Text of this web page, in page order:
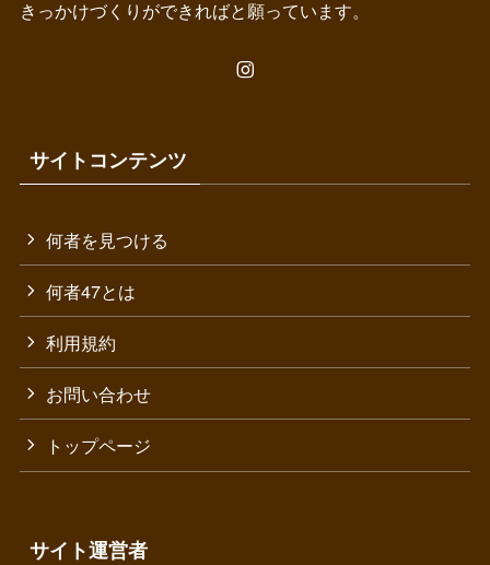
きっかけづくりができればと願っています。
サイトコンテンツ
何者を見つける
何者47とは
利用規約
お問い合わせ
トップページ
サイト運営者